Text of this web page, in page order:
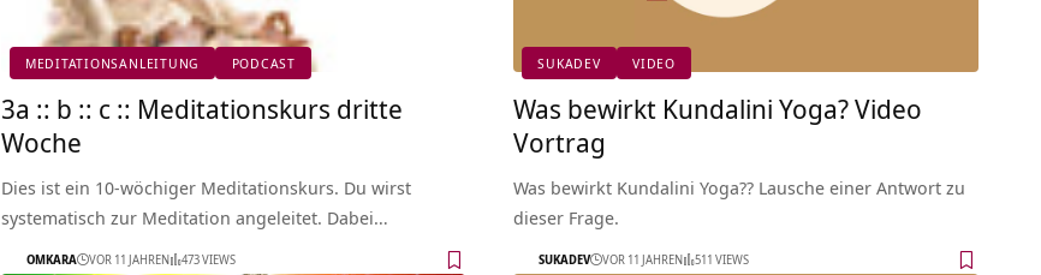
MEDITATIONSANLEITUNG PODCAST
3a :: b :: c :: Meditationskurs dritte
Woche
Dies ist ein 10-wöchiger Meditationskurs. Du wirst
systematisch zur Meditation angeleitet. Dabei…
OMKARA VOR 11 JAHREN 473 VIEWS
SUKADEV VIDEO
Was bewirkt Kundalini Yoga? Video
Vortrag
Was bewirkt Kundalini Yoga?? Lausche einer Antwort zu
dieser Frage.
SUKADEV VOR 11 JAHREN 511 VIEWS